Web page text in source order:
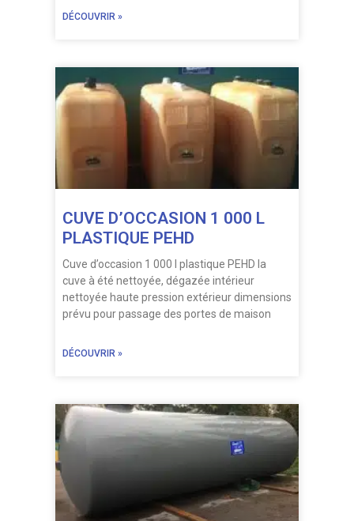
DÉCOUVRIR »
CUVE D’OCCASION 1 000 L
PLASTIQUE PEHD
Cuve d’occasion 1 000 l plastique PEHD la
cuve à été nettoyée, dégazée intérieur
nettoyée haute pression extérieur dimensions
prévu pour passage des portes de maison
DÉCOUVRIR »